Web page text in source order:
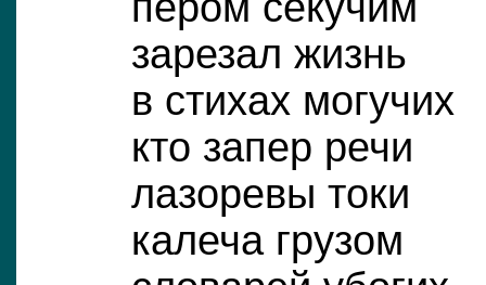
зарезал жизнь
в стихах могучих
кто запер речи
лазоревы токи
калеча грузом